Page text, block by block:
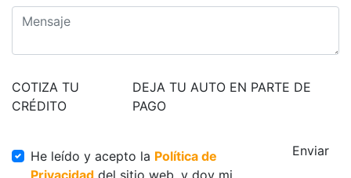
COTIZA TU
CRÉDITO
DEJA TU AUTO EN PARTE DE
PAGO
Enviar
He leído y acepto la Política de